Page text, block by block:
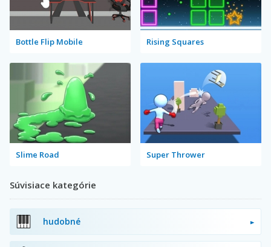
Bottle Flip Mobile Rising Squares
Slime Road Super Thrower
Súvisiace kategórie
hudobné